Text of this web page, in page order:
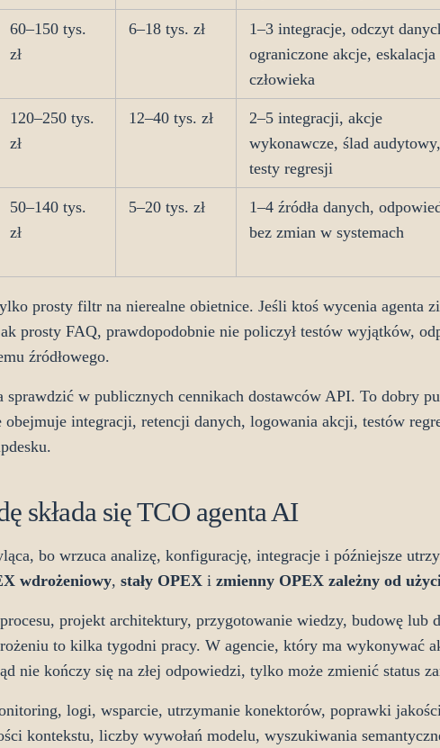
60–150 tys.
zł
6–18 tys. zł
1–3 integracje, odczyt
ograniczone akcje, eskalacja
człowieka
120–250 tys.
zł
12–40 tys. zł
2–5 integracji, akcje
wykonawcze, ślad audytowy,
testy regresji
50–140 tys.
zł
5–20 tys. zł
1–4 źródła danych,
bez zmian w systemach
prosty filtr na nierealne obietnice. Jeśli ktoś wycenia agenta
prosty FAQ, prawdopodobnie nie policzył testów wyjątków,
źródłowego.
sprawdzić w publicznych cennikach dostawców API. To dobry
obejmuje integracji, retencji danych, logowania akcji, testów
składa się TCO agenta AI
bo wrzuca analizę, konfigurację, integracje i późniejsze
wdrożeniowy, stały OPEX i zmienny OPEX zależny od
projekt architektury, przygotowanie wiedzy, budowę lub
to kilka tygodni pracy. W agencie, który ma wykonywać
nie kończy się na złej odpowiedzi, tylko może zmienić status
logi, wsparcie, utrzymanie konektorów, poprawki
kontekstu, liczby wywołań modelu, wyszukiwania